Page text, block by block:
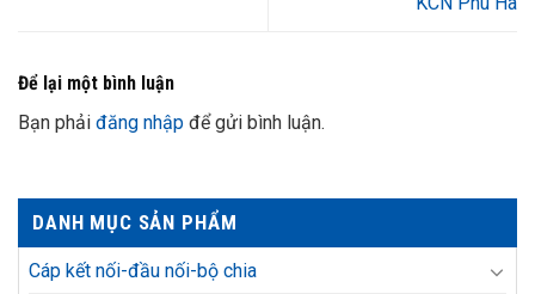
Để lại một bình luận
Bạn phải đăng nhập để gửi bình luận.
DANH MỤC SẢN PHẨM
Cáp kết nối-đầu nối-bộ chia